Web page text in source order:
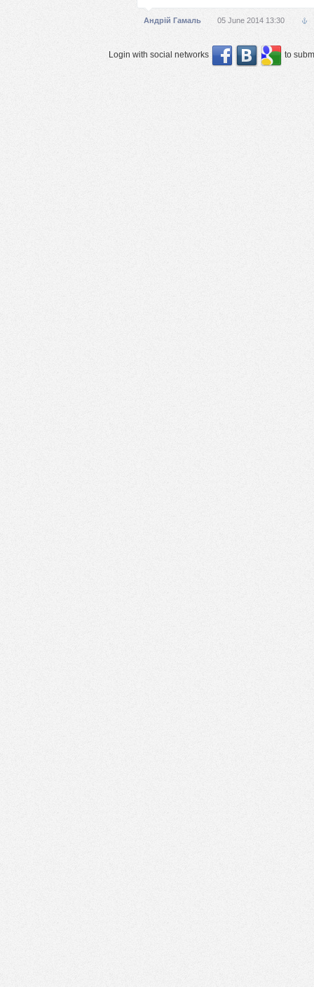
Андрій Гамаль 05 June 2014 13:30
Login with social networks to